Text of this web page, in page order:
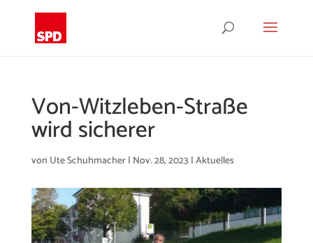
Von-Witzleben-Straße
wird sicherer
von Ute Schuhmacher| Nov. 28, 2023 |Aktuelles